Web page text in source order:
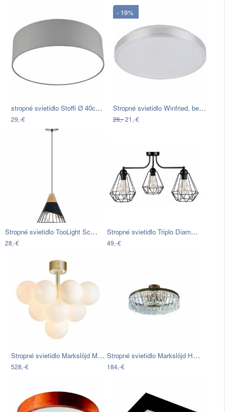
stropné svietidlo Stoffi Ø 40cm, 25 Watt
29,-€
- 19%
Stropné svietidlo Winfried, bez 2x E27…
26,-21,-€
Stropné svietidlo TooLight Scandinavia…
28,-€
Stropné svietidlo Triplo Diamante Tre…
49,-€
Stropné svietidlo Markslöjd Merlot…
528,-€
Stropné svietidlo Markslöjd Hovdala
184,-€